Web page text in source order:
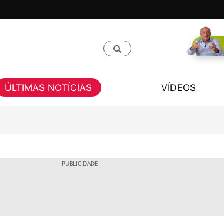
ÚLTIMAS NOTÍCIAS VÍDEOS